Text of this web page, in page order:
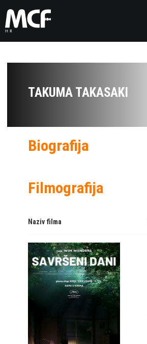
TAKUMA TAKASAKI
Biografija
Filmografija
Naziv filma